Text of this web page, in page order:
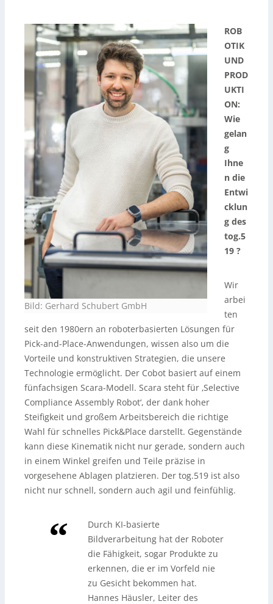
Bild: Gerhard Schubert GmbH
ROB
OTIK
UND
PROD
UKTI
ON:
Wie
gelan
g
Ihne
n die
Entwi
cklun
g des
tog.5
19 ?
Wir
arbei
ten
seit den 1980ern an roboterbasierten Lösungen für
Pick-and-Place-Anwendungen, wissen also um die
Vorteile und konstruktiven Strategien, die unsere
Technologie ermöglicht. Der Cobot basiert auf einem
fünfachsigen Scara-Modell. Scara steht für ‚Selective
Compliance Assembly Robot‘, der dank hoher
Steifigkeit und großem Arbeitsbereich die richtige
Wahl für schnelles Pick&Place darstellt. Gegenstände
kann diese Kinematik nicht nur gerade, sondern auch
in einem Winkel greifen und Teile präzise in
vorgesehene Ablagen platzieren. Der tog.519 ist also
nicht nur schnell, sondern auch agil und feinfühlig.
Durch KI-basierte
Bildverarbeitung hat der Roboter
die Fähigkeit, sogar Produkte zu
erkennen, die er im Vorfeld nie
zu Gesicht bekommen hat.
Hannes Häusler, Leiter des